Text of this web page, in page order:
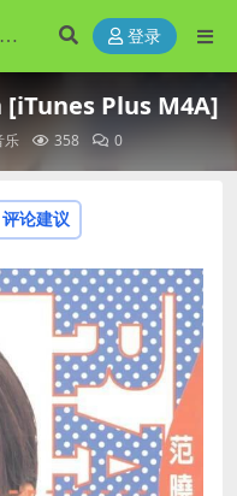
登录
[iTunes Plus M4A]
乐 358 0
评论建议